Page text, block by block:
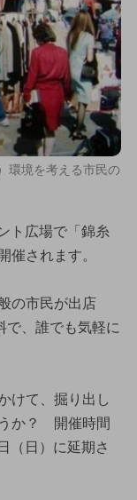
環境を考える市民の
ト広場で「錦糸
催されます。
の市民が出店
で、誰でも気軽に
けて、掘り出し
か？ 開催時間
（日）に延期さ